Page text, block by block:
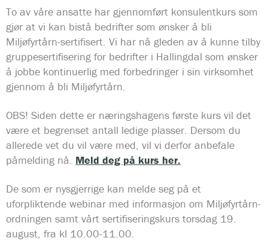
To av våre ansatte har gjennomført konsulentkurs som
gjør at vi kan bistå bedrifter som ønsker å bli
Miljøfyrtårn-sertifisert. Vi har nå gleden av å kunne tilby
gruppesertifisering for bedrifter i Hallingdal som ønsker
å jobbe kontinuerlig med forbedringer i sin virksomhet
gjennom å bli Miljøfyrtårn.
OBS! Siden dette er næringshagens første kurs vil det
være et begrenset antall ledige plasser. Dersom du
allerede vet du vil være med, vil vi derfor anbefale
påmelding nå. Meld deg på kurs her.
De som er nysgjerrige kan melde seg på et
uforpliktende webinar med informasjon om Miljøfyrtårn-
ordningen samt vårt sertifiseringskurs torsdag 19.
august, fra kl 10.00-11.00.